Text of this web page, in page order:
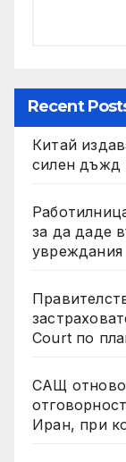
Recent
Китай
силен дъжд
за да даде
увреждания
Court по
САЩ отново
Иран, при